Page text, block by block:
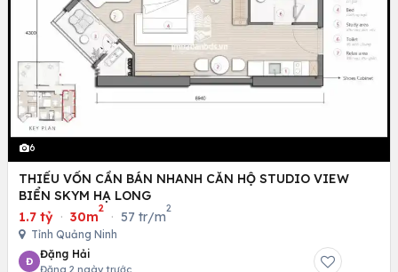
6
THIẾU VỐN CẦN BÁN NHANH CĂN HỘ STUDIO VIEW
BIỂN SKYM HẠ LONG
1.7 tỷ · 30m
2
· 57 tr/m
2
Tỉnh Quảng Ninh
Đ
Đặng Hải
Đăng 2 ngày trước